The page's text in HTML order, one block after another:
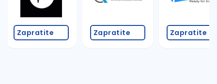
Zapratite Zapratite Zapratite